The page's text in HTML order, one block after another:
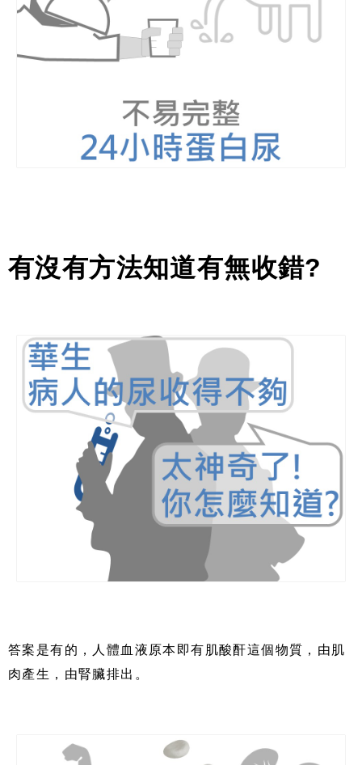
有沒有方法知道有無收錯?
答案是有的，人體血液原本即有肌酸酐這個物質，由肌
肉產生，由腎臟排出。